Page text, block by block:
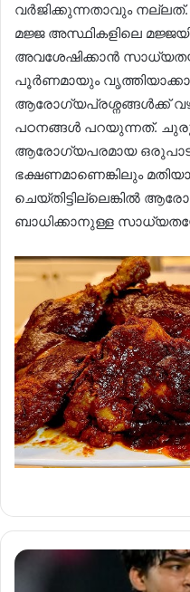
വർജിക്കുന്നതാവും
മജ്ജ അസ്ഥികളിലെ
അവശേഷിക്കാൻ
പൂർണമായും
ആരോഗ്യപ്രശ്നങ്ങൾക്ക്
പഠനങ്ങൾ പറയുന്നത്.
ആരോഗ്യപരമായ
ഭക്ഷണമാണെങ്കിലും
ചെയ്തിട്ടില്ലെങ്കിൽ
ബാധിക്കാനുള്ള